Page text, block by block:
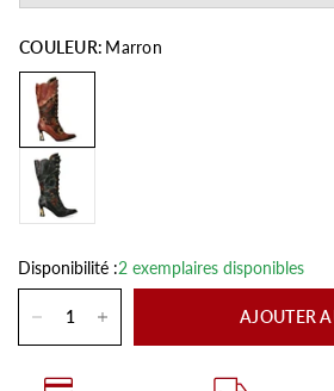
COULEUR: Marron
Disponibilité :2 exemplaires disponibles
AJOUTER